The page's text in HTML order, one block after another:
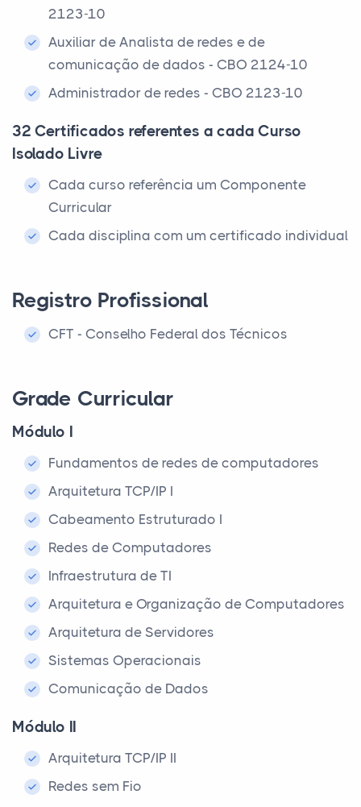
2123-10
Auxiliar de Analista de redes e de
comunicação de dados - CBO 2124-10
Administrador de redes - CBO 2123-10
32 Certificados referentes a cada Curso
Isolado Livre
Cada curso referência um Componente
Curricular
Cada disciplina com um certificado individual
Registro Profissional
CFT - Conselho Federal dos Técnicos
Grade Curricular
Módulo I
Fundamentos de redes de computadores
Arquitetura TCP/IP I
Cabeamento Estruturado I
Redes de Computadores
Infraestrutura de TI
Arquitetura e Organização de Computadores
Arquitetura de Servidores
Sistemas Operacionais
Comunicação de Dados
Módulo II
Arquitetura TCP/IP II
Redes sem Fio